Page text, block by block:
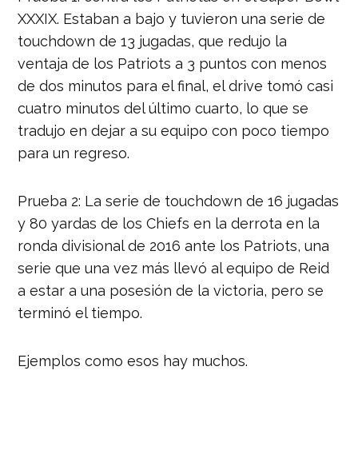
XXXIX. Estaban a bajo y tuvieron una serie de
touchdown de 13 jugadas, que redujo la
ventaja de los Patriots a 3 puntos con menos
de dos minutos para el final, el drive tomó casi
cuatro minutos del último cuarto, lo que se
tradujo en dejar a su equipo con poco tiempo
para un regreso.
Prueba 2: La serie de touchdown de 16 jugadas
y 80 yardas de los Chiefs en la derrota en la
ronda divisional de 2016 ante los Patriots, una
serie que una vez más llevó al equipo de Reid
a estar a una posesión de la victoria, pero se
terminó el tiempo.
Ejemplos como esos hay muchos.